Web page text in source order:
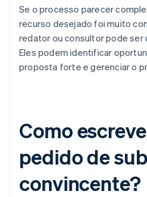
Se o processo parecer
recurso desejado foi muito
redator ou consultor pode ser
Eles podem identificar
proposta forte e gerenciar o
Como
pedido de
convincente?